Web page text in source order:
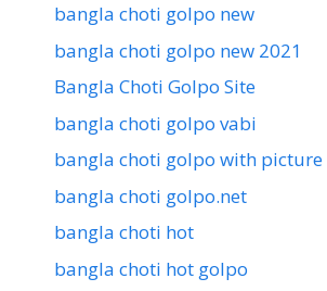
bangla choti golpo new
bangla choti golpo new 2021
Bangla Choti Golpo Site
bangla choti golpo vabi
bangla choti golpo with picture
bangla choti golpo.net
bangla choti hot
bangla choti hot golpo